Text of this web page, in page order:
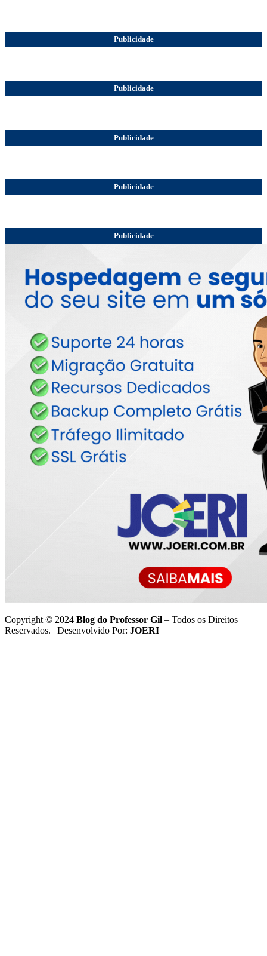
Publicidade
Publicidade
Publicidade
Publicidade
Publicidade
Copyright © 2024 Blog do Professor Gil – Todos os Direitos
Reservados. | Desenvolvido Por: JOERI